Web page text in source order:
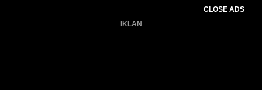
CLOSE ADS
IKLAN